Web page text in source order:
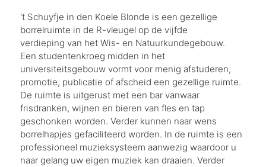
't Schuyfje in den Koele Blonde is een gezellige
borrelruimte in de R-vleugel op de vijfde
verdieping van het Wis- en Natuurkundegebouw.
Een studentenkroeg midden in het
universiteitsgebouw vormt voor menig afstuderen,
promotie, publicatie of afscheid een gezellige ruimte.
De ruimte is uitgerust met een bar vanwaar
frisdranken, wijnen en bieren van fles en tap
geschonken worden. Verder kunnen naar wens
borrelhapjes gefaciliteerd worden. In de ruimte is een
professioneel muzieksysteem aanwezig waardoor u
naar gelang uw eigen muziek kan draaien. Verder